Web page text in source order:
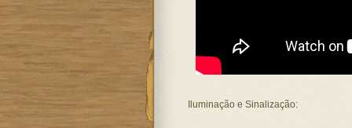
Iluminação e Sinalização: